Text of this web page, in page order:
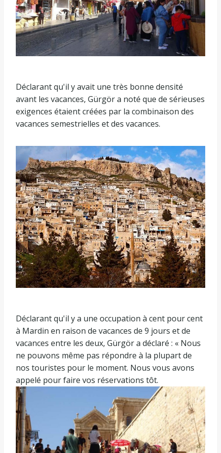
Déclarant qu'il y avait une très bonne densité
avant les vacances, Gürgör a noté que de sérieuses
exigences étaient créées par la combinaison des
vacances semestrielles et des vacances.
Déclarant qu'il y a une occupation à cent pour cent
à Mardin en raison de vacances de 9 jours et de
vacances entre les deux, Gürgör a déclaré : « Nous
ne pouvons même pas répondre à la plupart de
nos touristes pour le moment. Nous vous avons
appelé pour faire vos réservations tôt.